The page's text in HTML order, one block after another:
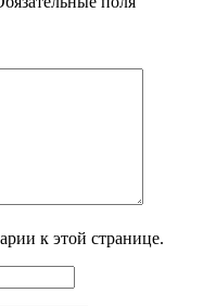
к этой странице.